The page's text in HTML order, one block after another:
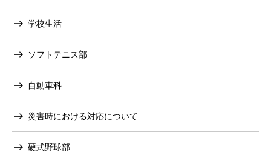
学校生活
ソフトテニス部
自動車科
災害時における対応について
硬式野球部